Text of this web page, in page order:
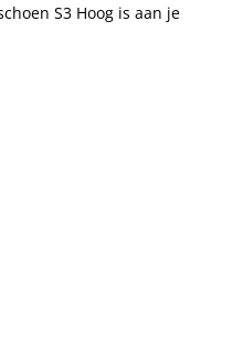
S3 Hoog is aan je